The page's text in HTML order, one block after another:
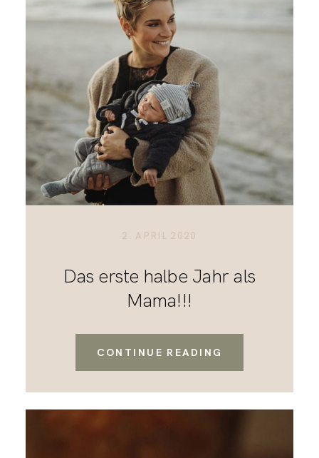
2. APRIL 2020
Das erste halbe Jahr als
Mama!!!
CONTINUE READING